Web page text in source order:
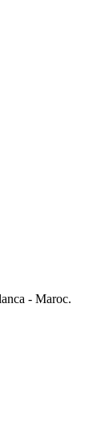
- Maroc.